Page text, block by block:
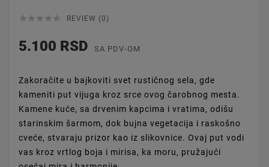
     REVIEW (0)
5.100 RSD SA PDV-OM
Zakoračite u bajkoviti svet rustičnog sela, gde
kameniti put vijuga kroz srce ovog čarobnog mesta.
Kamene kuće, sa drvenim kapcima i vratima, odišu
starinskim šarmom, dok bujna vegetacija i raskošno
cveće, stvaraju prizor kao iz slikovnice. Ovaj put vodi
vas kroz vrtlog boja i mirisa, ka moru, pružajući